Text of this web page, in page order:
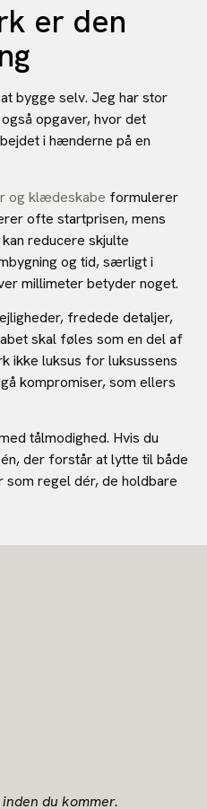
er den
bygge selv. Jeg har stor
opgaver, hvor det
i hænderne på en
og klædeskabe formulerer
ofte startprisen, mens
reducere skjulte
og tid, særligt i
millimeter betyder noget.
fredede detaljer,
skal føles som en del af
ikke luksus for luksussens
kompromiser, som ellers
tålmodighed. Hvis du
der forstår at lytte til både
som regel dér, de holdbare
du kommer.